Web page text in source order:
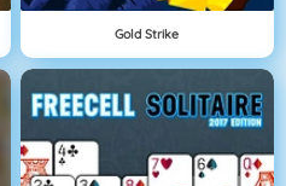
Gold Strike